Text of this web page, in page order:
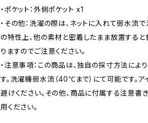
・ポケット：外側ポケット x1
・その他：洗濯の際は、ネットに入れて弱水流で
の特性上、他の素材と密着したまま放置する
りますのでご注意ください。
・注意事項：この商品は、独自の採寸方法によ
す。洗濯機弱水流（40℃まで）にて可能です。
避けください。その他、商品に付属する注意書
用ください。